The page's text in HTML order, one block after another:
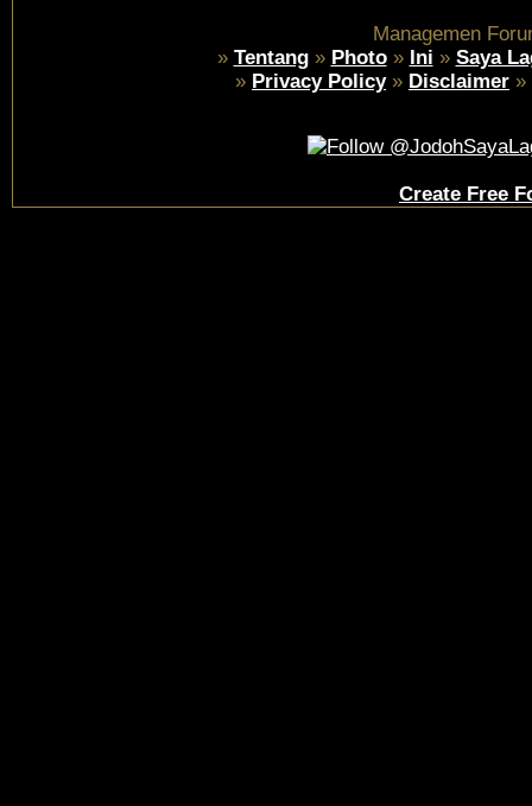
Managemen
» Tentang» Photo» Ini » Saya
» Privacy Policy» Disclaimer »
Create Free